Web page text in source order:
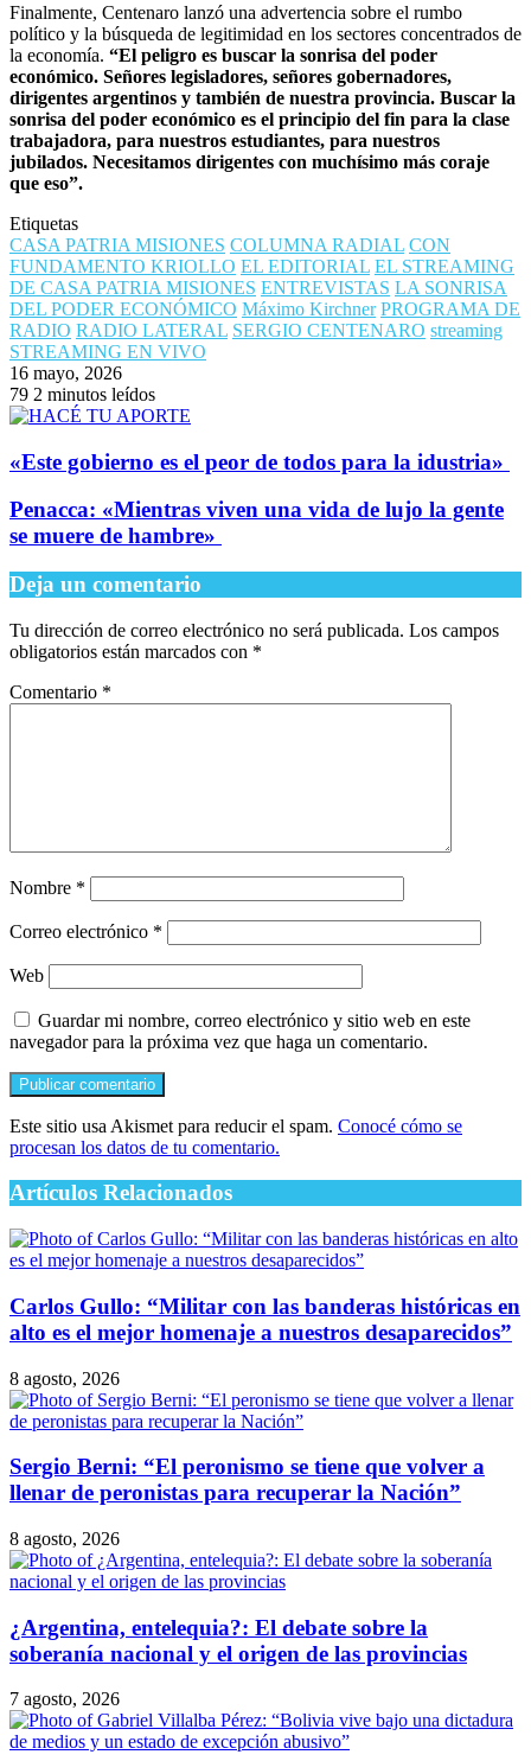
Finalmente, Centenaro lanzó una advertencia sobre el rumbo
político y la búsqueda de legitimidad en los sectores concentrados de
la economía. “El peligro es buscar la sonrisa del poder
económico. Señores legisladores, señores gobernadores,
dirigentes argentinos y también de nuestra provincia. Buscar la
sonrisa del poder económico es el principio del fin para la clase
trabajadora, para nuestros estudiantes, para nuestros
jubilados. Necesitamos dirigentes con muchísimo más coraje
que eso”.
Etiquetas
CASA PATRIA MISIONES COLUMNA RADIAL CON
FUNDAMENTO KRIOLLO EL EDITORIAL EL STREAMING
DE CASA PATRIA MISIONES ENTREVISTAS LA SONRISA
DEL PODER ECONÓMICO Máximo Kirchner PROGRAMA DE
RADIO RADIO LATERAL SERGIO CENTENARO streaming
STREAMING EN VIVO
16 mayo, 2026
79 2 minutos leídos
​«Este gobierno es el peor de todos para la idustria»
​Penacca: «Mientras viven una vida de lujo la gente
se muere de hambre»
Deja un comentario
Tu dirección de correo electrónico no será publicada. Los campos
obligatorios están marcados con *
Comentario *
Nombre *
Correo electrónico *
Web
Guardar mi nombre, correo electrónico y sitio web en este
navegador para la próxima vez que haga un comentario.
Este sitio usa Akismet para reducir el spam. Conocé cómo se
procesan los datos de tu comentario.
Artículos Relacionados
Carlos Gullo: “Militar con las banderas históricas en
alto es el mejor homenaje a nuestros desaparecidos”
8 agosto, 2026
Sergio Berni: “El peronismo se tiene que volver a
llenar de peronistas para recuperar la Nación”
8 agosto, 2026
¿Argentina, entelequia?: El debate sobre la
soberanía nacional y el origen de las provincias
7 agosto, 2026